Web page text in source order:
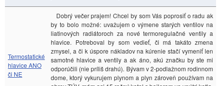
Termostatické
hlavice ANO
či NE
Dobrý večer prajem! Chcel by som Vás poprosiť o radu ak
by to bolo možné: uvažujem o výmene starých ventilov na
liatinových radiátoroch za nové termoregulačné ventily a
hlavice. Potreboval by som vedieť, či má takáto zmena
zmysel, a či k úspore nákladov na kúrenie stačí vymeniť len
samotné hlavice a ventily a ak áno, akú značku by ste mi
odporúčili (nie príliš drahú). Bývam v 2-podlažnom rodinnom
dome, ktorý vykurujem plynom a plyn zároveň používam na